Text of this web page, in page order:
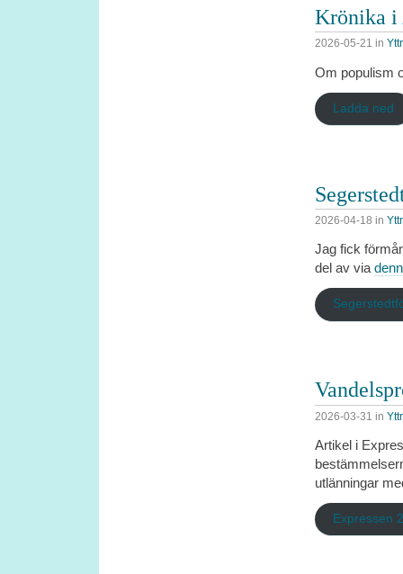
Krönika i
2026-05-21 in
Om populism
Ladda ned
2026-04-18 in
Jag fick
del av via
2026-03-31 in
Artikel i
utlänningar
Expressen